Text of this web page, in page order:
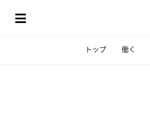
トップ 働く